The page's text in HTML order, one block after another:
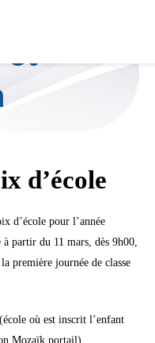
et
d’école
d’école pour l’année
partir du 11 mars, dès 9h00,
première journée de classe
(école où est inscrit l’enfant
Mozaïk portail).